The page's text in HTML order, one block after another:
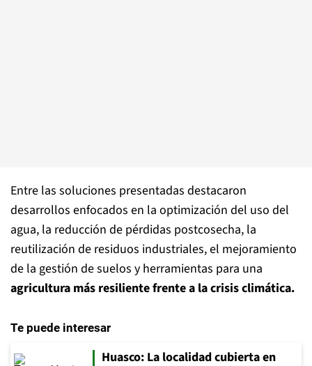
Entre las soluciones presentadas destacaron
desarrollos enfocados en la optimización del uso del
agua, la reducción de pérdidas postcosecha, la
reutilización de residuos industriales, el mejoramiento
de la gestión de suelos y herramientas para una
agricultura más resiliente frente a la crisis climática.
Te puede interesar
Huasco: La localidad cubierta en